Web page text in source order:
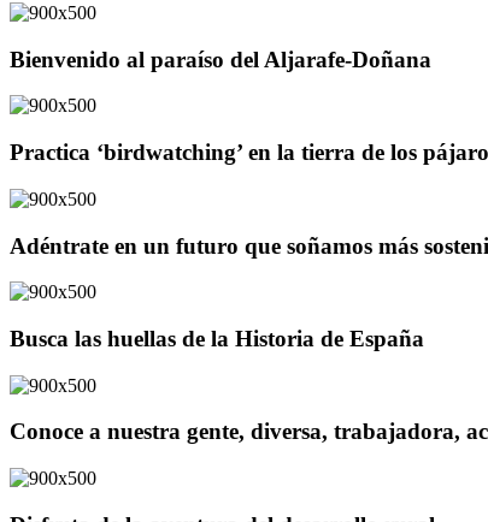
Bienvenido al paraíso del Aljarafe-Doñana
Practica ‘birdwatching’ en la tierra de los
Adéntrate en un futuro que soñamos más
Busca las huellas de la Historia de España
Conoce a nuestra gente, diversa, trabajadora,